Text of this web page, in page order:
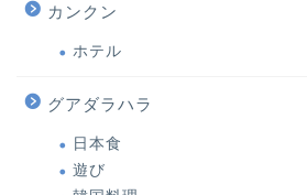
カンクン
ホテル
グアダラハラ
日本食
遊び